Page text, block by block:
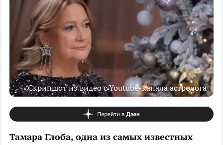
Скриншот из видео с Youtube-канала астролога
Тамара Глоба, одна из самых известных